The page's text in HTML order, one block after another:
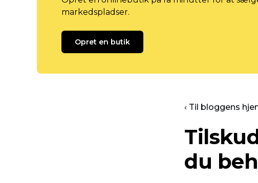
markedspladser.
Opret en butik
‹ Til bloggens
du